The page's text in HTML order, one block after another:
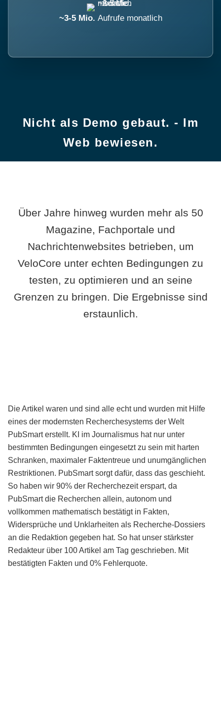
~3-5 Mio. Aufrufe monatlich
Nicht als Demo gebaut. - Im
Web bewiesen.
Über Jahre hinweg wurden mehr als 50
Magazine, Fachportale und
Nachrichtenwebsites betrieben, um
VeloCore unter echten Bedingungen zu
testen, zu optimieren und an seine
Grenzen zu bringen. Die Ergebnisse sind
erstaunlich.
Die Artikel waren und sind alle echt und wurden mit Hilfe
eines der modernsten Recherchesystems der Welt
PubSmart erstellt. KI im Journalismus hat nur unter
bestimmten Bedingungen eingesetzt zu sein mit harten
Schranken, maximaler Faktentreue und unumgänglichen
Restriktionen. PubSmart sorgt dafür, dass das geschieht.
So haben wir 90% der Recherchezeit erspart, da
PubSmart die Recherchen allein, autonom und
vollkommen mathematisch bestätigt in Fakten,
Widersprüche und Unklarheiten als Recherche-Dossiers
an die Redaktion gegeben hat. So hat unser stärkster
Redakteur über 100 Artikel am Tag geschrieben. Mit
bestätigten Fakten und 0% Fehlerquote.